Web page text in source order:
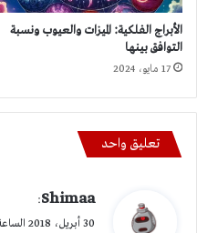
الأبراج الفلكية: الميزات والعيوب ونسبة
التوافق بينها
17 مايو، 2024
تعليق واحد
ي
ق
Shimaa
:
30 أبريل، 2018 الساعة 8:56 م